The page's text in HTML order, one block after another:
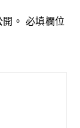
。 必填欄位